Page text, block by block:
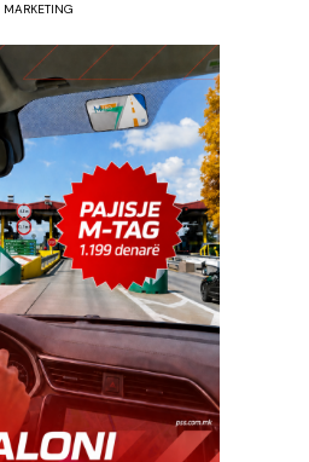
MARKETING